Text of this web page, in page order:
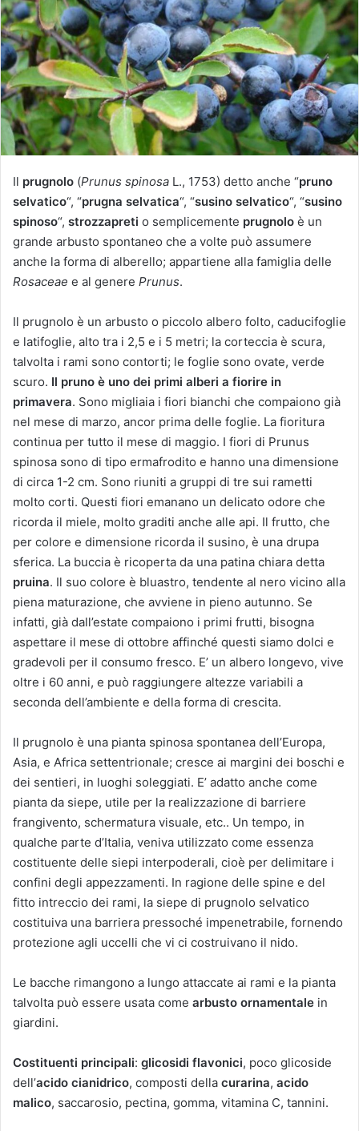
u
n
'
e
m
a
i
l
Il prugnolo (Prunus spinosa L., 1753) detto anche “pruno
selvatico“, “prugna selvatica“, “susino selvatico“, “susino
spinoso“, strozzapreti o semplicemente prugnolo è un
grande arbusto spontaneo che a volte può assumere
anche la forma di alberello; appartiene alla famiglia delle
Rosaceae e al genere Prunus.
Il prugnolo è un arbusto o piccolo albero folto, caducifoglie
e latifoglie, alto tra i 2,5 e i 5 metri; la corteccia è scura,
talvolta i rami sono contorti; le foglie sono ovate, verde
scuro. Il pruno è uno dei primi alberi a fiorire in
primavera. Sono migliaia i fiori bianchi che compaiono già
nel mese di marzo, ancor prima delle foglie. La fioritura
continua per tutto il mese di maggio. I fiori di Prunus
spinosa sono di tipo ermafrodito e hanno una dimensione
di circa 1-2 cm. Sono riuniti a gruppi di tre sui rametti
molto corti. Questi fiori emanano un delicato odore che
ricorda il miele, molto graditi anche alle api. Il frutto, che
per colore e dimensione ricorda il susino, è una drupa
sferica. La buccia è ricoperta da una patina chiara detta
pruina. Il suo colore è bluastro, tendente al nero vicino alla
piena maturazione, che avviene in pieno autunno. Se
infatti, già dall’estate compaiono i primi frutti, bisogna
aspettare il mese di ottobre affinché questi siamo dolci e
gradevoli per il consumo fresco. E’ un albero longevo, vive
oltre i 60 anni, e può raggiungere altezze variabili a
seconda dell’ambiente e della forma di crescita.
Il prugnolo è una pianta spinosa spontanea dell’Europa,
Asia, e Africa settentrionale; cresce ai margini dei boschi e
dei sentieri, in luoghi soleggiati. E’ adatto anche come
pianta da siepe, utile per la realizzazione di barriere
frangivento, schermatura visuale, etc.. Un tempo, in
qualche parte d’Italia, veniva utilizzato come essenza
costituente delle siepi interpoderali, cioè per delimitare i
confini degli appezzamenti. In ragione delle spine e del
fitto intreccio dei rami, la siepe di prugnolo selvatico
costituiva una barriera pressoché impenetrabile, fornendo
protezione agli uccelli che vi ci costruivano il nido.
Le bacche rimangono a lungo attaccate ai rami e la pianta
talvolta può essere usata come arbusto ornamentale in
giardini.
Costituenti principali: glicosidi flavonici, poco glicoside
dell’acido cianidrico, composti della curarina, acido
malico, saccarosio, pectina, gomma, vitamina C, tannini.